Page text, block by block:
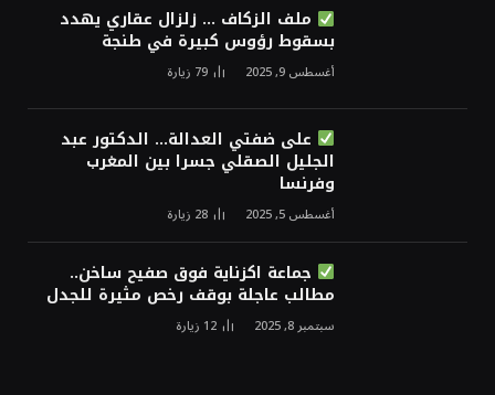
ملف الزكاف … زلزال عقاري يهدد
بسقوط رؤوس كبيرة في طنجة
أغسطس 9, 2025 79 زيارة
على ضفتي العدالة… الدكتور عبد
الجليل الصقلي جسرا بين المغرب
وفرنسا
أغسطس 5, 2025 28 زيارة
جماعة اكزناية فوق صفيح ساخن..
مطالب عاجلة بوقف رخص مثيرة للجدل
سبتمبر 8, 2025 12 زيارة